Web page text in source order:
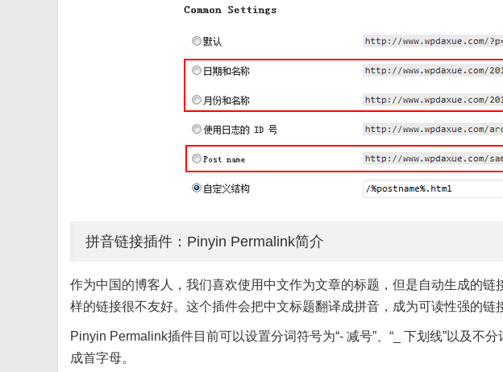
拼音链接插件：Pinyin Permalink简介
作为中国的博客人，我们喜欢使用中文作为文章的标题，但是自动生成的
样的链接很不友好。这个插件会把中文标题翻译成拼音，成为可读性强的链
Pinyin Permalink插件目前可以设置分词符号为“- 减号”、“_ 下划线”以及不
成首字母。